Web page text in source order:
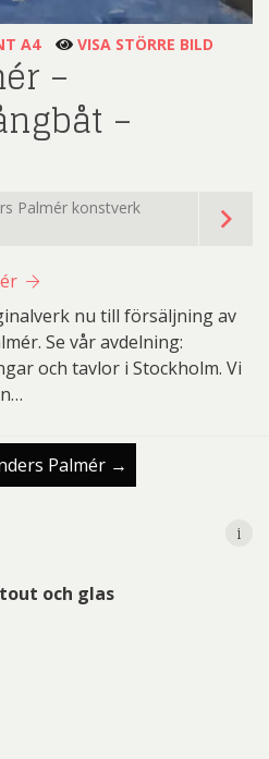
A4 VISA STÖRRE BILD
–
–
Palmér konstverk
nu till försäljning av
Se vår avdelning:
och tavlor i Stockholm. Vi
Palmér →
och glas
i